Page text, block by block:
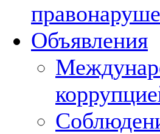
Объявления